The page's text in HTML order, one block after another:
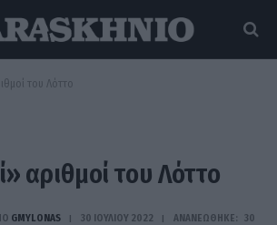
του Λόττο
αριθμοί του Λόττο
GMYLONAS 30 ΙΟΥΛΊΟΥ 2022 ΑΝΑΝΕΏΘΗΚΕ: 30